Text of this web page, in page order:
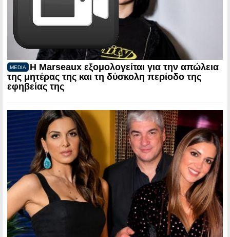
MEDIA
Η Marseaux εξομολογείται για την απώλεια
της μητέρας της και τη δύσκολη περίοδο της
εφηβείας της